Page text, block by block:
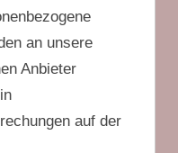
an unsere
Anbieter
auf der